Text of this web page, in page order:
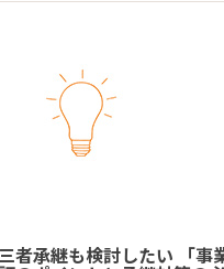
者承継も検討したい 「事